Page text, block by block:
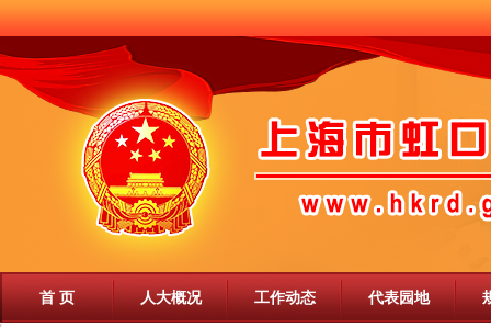
首 页 人大概况 工作动态 代表园地